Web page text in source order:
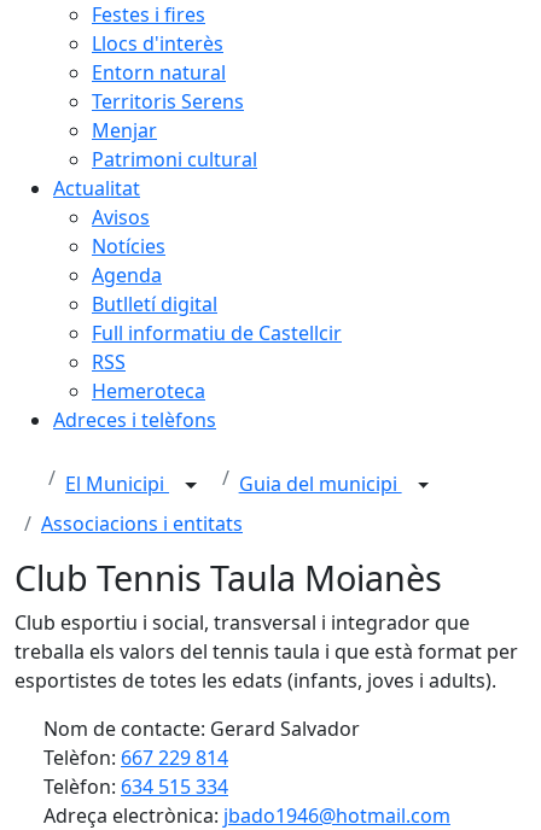
Festes i fires
Llocs d'interès
Entorn natural
Territoris Serens
Menjar
Patrimoni cultural
Actualitat
Avisos
Notícies
Agenda
Butlletí digital
Full informatiu de Castellcir
RSS
Hemeroteca
Adreces i telèfons
El Municipi
Guia del municipi
Associacions i entitats
Club Tennis Taula Moianès
Club esportiu i social, transversal i integrador que
treballa els valors del tennis taula i que està format per
esportistes de totes les edats (infants, joves i adults).
Nom de contacte: Gerard Salvador
Telèfon: 667 229 814
Telèfon: 634 515 334
Adreça electrònica: jbado1946@hotmail.com